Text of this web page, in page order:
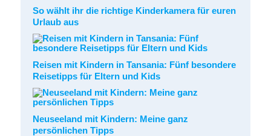
So wählt ihr die richtige Kinderkamera für euren
Urlaub aus
Reisen mit Kindern in Tansania: Fünf besondere
Reisetipps für Eltern und Kids
Neuseeland mit Kindern: Meine ganz
persönlichen Tipps